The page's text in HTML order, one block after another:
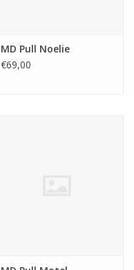
MD Pull Noelie
€69,00